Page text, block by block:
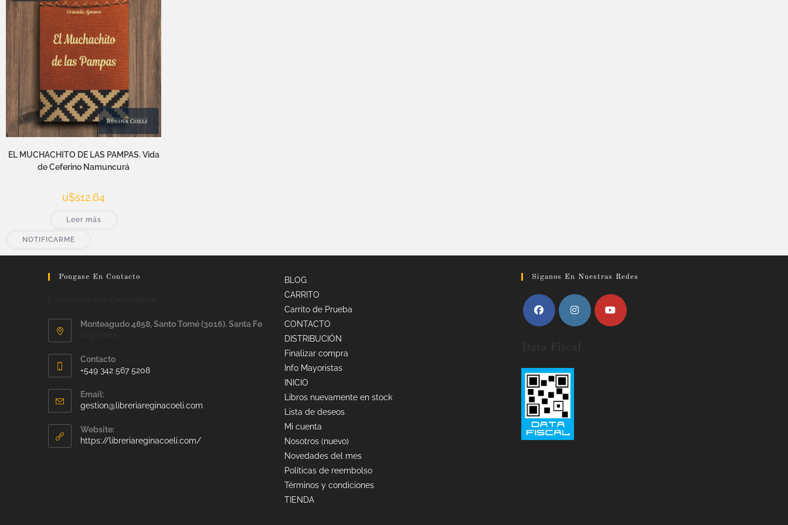
EL MUCHACHITO DE LAS PAMPAS. Vida
de Ceferino Namuncurá
u$s12,64
Leer más
NOTIFICARME
Pongase En Contacto
Monteagudo 4858, Santo Tomé (3016). Santa Fe
Contacto
+549 342 567 5208
Email:
gestion@libreriareginacoeli.com
Website:
https://libreriareginacoeli.com/
BLOG
CARRITO
Carrito de Prueba
CONTACTO
DISTRIBUCIÓN
Finalizar compra
Info Mayoristas
INICIO
Libros nuevamente en stock
Lista de deseos
Mi cuenta
Nosotros (nuevo)
Novedades del mes
Políticas de reembolso
Términos y condiciones
TIENDA
Siganos En Nuestras Redes